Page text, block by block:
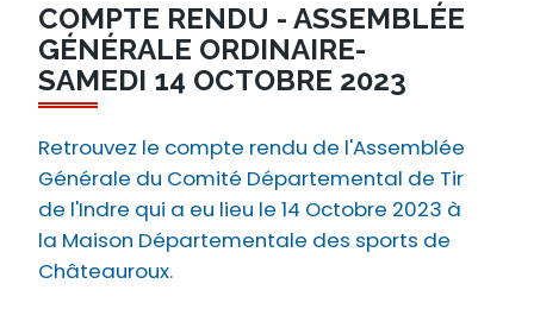
COMPTE RENDU - ASSEMBLÉE
GÉNÉRALE ORDINAIRE-
SAMEDI 14 OCTOBRE 2023
Retrouvez le compte rendu de l'Assemblée
Générale du Comité Départemental de Tir
de l'Indre qui a eu lieu le 14 Octobre 2023 à
la Maison Départementale des sports de
Châteauroux.